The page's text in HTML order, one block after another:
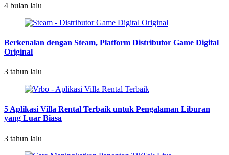
4 bulan lalu
Berkenalan dengan Steam, Platform Distributor Game Digital
Original
3 tahun lalu
5 Aplikasi Villa Rental Terbaik untuk Pengalaman Liburan
yang Luar Biasa
3 tahun lalu